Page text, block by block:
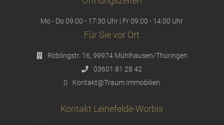
Mo - Do 09:00 - 17:30 Uhr | Fr 09:00 - 14:00 Uhr
Für Sie vor Ort
Röblingstr. 16, 99974 Mühlhausen/Thüringen
03601 81 28 42
Kontakt@Traum.Immobilien
Kontakt Leinefelde-Worbis